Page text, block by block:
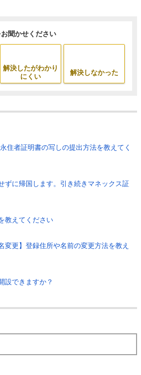
聞かせください
解決したがわかり
にくい
解決しなかった
住者証明書の写しの提出方法を教えてく
ずに帰国します。引き続きマネックス証
教えてください
変更】登録住所や名前の変更方法を教え
設できますか？